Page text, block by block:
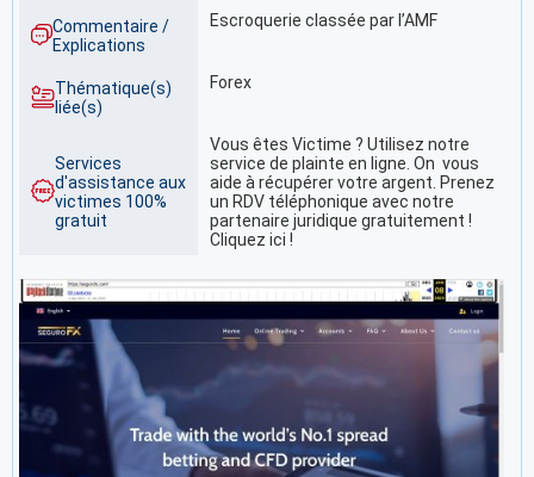
Commentaire /
Explications
Escroquerie classée par l’AMF
Thématique(s)
liée(s)
Forex
Services
d'assistance aux
victimes 100%
gratuit
Vous êtes Victime ? Utilisez notre
service de plainte en ligne. On vous
aide à récupérer votre argent. Prenez
un RDV téléphonique avec notre
partenaire juridique gratuitement !
Cliquez ici !